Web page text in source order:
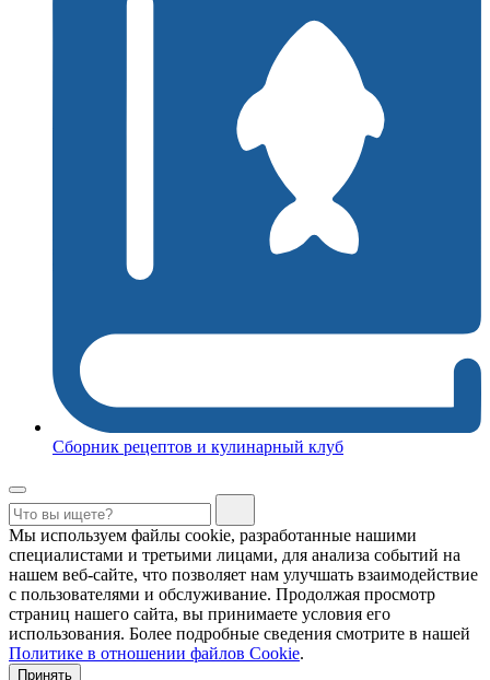
Сборник рецептов и кулинарный клуб
Мы используем файлы cookie, разработанные нашими
специалистами и третьими лицами, для анализа событий на
нашем веб-сайте, что позволяет нам улучшать взаимодействие
с пользователями и обслуживание. Продолжая просмотр
страниц нашего сайта, вы принимаете условия его
использования. Более подробные сведения смотрите в нашей
Политике в отношении файлов Cookie.
Принять